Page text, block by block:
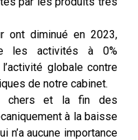
ont diminué en 2023,
les activités à 0%
globale contre
de notre cabinet.
chers et la fin des
à la baisse
n’a aucune importance